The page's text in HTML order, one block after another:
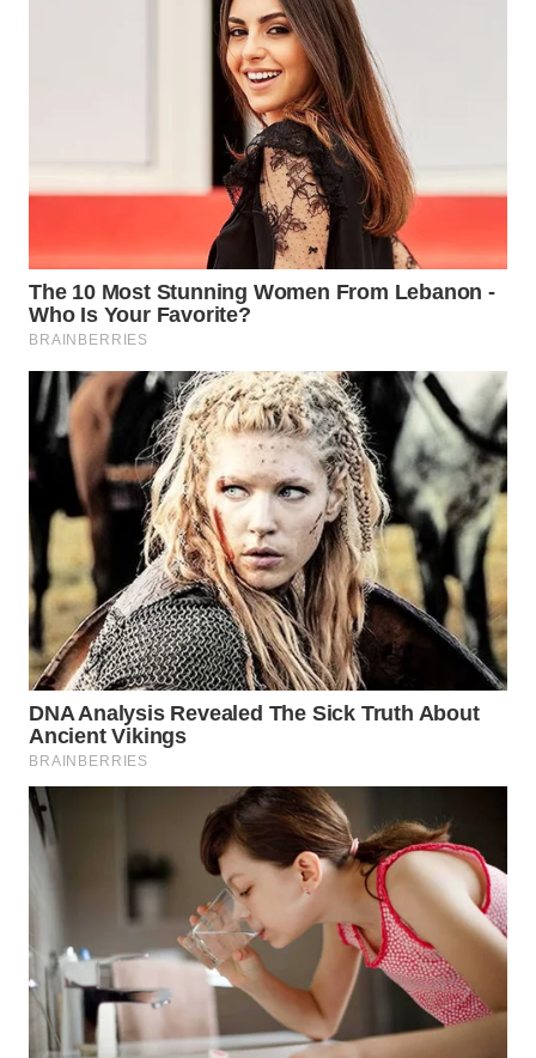
Group
WAHANA
NEWS
WAHANA
WAHANA
ADVOKAT
WAHANA
INFRASTRUKTUR
WAHANA
KONSUMEN
WAHANA
LISTRIK
WAHANANEWS
ID
WAHANANEWS